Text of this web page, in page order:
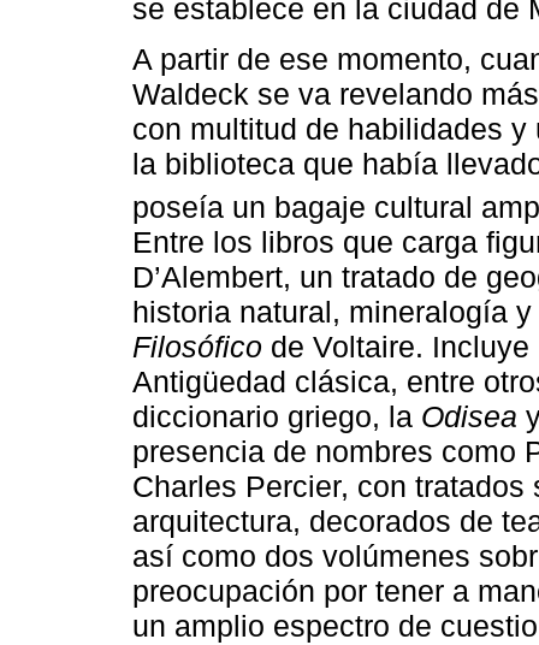
se establece en la ciudad de
A partir de ese momento,
Waldeck se va revelando
con multitud de habilidades
la biblioteca que había
poseía un bagaje cultural
Entre los libros que carga
D’Alembert, un tratado de
historia natural, mineralogía
Filosófico de Voltaire.
Antigüedad clásica, entre
diccionario griego, la Odisea
presencia de nombres como
Charles Percier, con
arquitectura, decorados de
así como dos volúmenes
preocupación por tener a
un amplio espectro de